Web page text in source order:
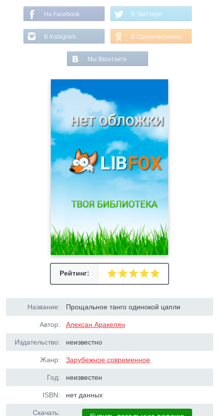
На Facebook В Твиттере
В Instagram В Одноклассниках
Мы Вконтакте
Рейтинг:
Название: Прощальное танго одинокой цапли
Автор: Алексан Аракелян
Издательство: неизвестно
Жанр: Зарубежное современное
Год: неизвестен
ISBN: нет данных
Скачать: